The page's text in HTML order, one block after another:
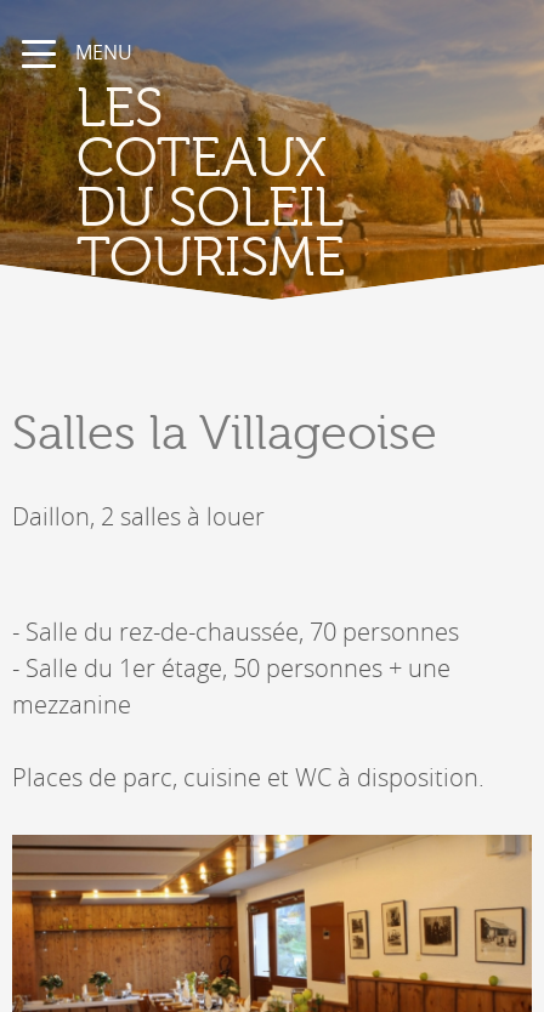
MENU
LES
COTEAUX
DU SOLEIL
TOURISME
Salles la Villageoise
Daillon, 2 salles à louer
- Salle du rez-de-chaussée, 70 personnes
- Salle du 1er étage, 50 personnes + une
mezzanine
Places de parc, cuisine et WC à disposition.